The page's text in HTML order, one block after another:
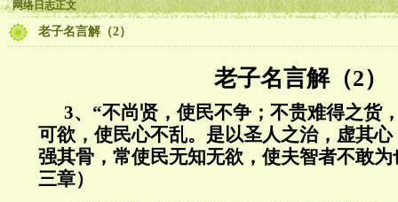
网络日志正文
老子名言解（2）
老子名言解（2）
3、“不尚贤，使民不争；不贵难得之货
可欲，使民心不乱。是以圣人之治，虚其
强其骨，常使民无知无欲，使夫智者不敢
三章）